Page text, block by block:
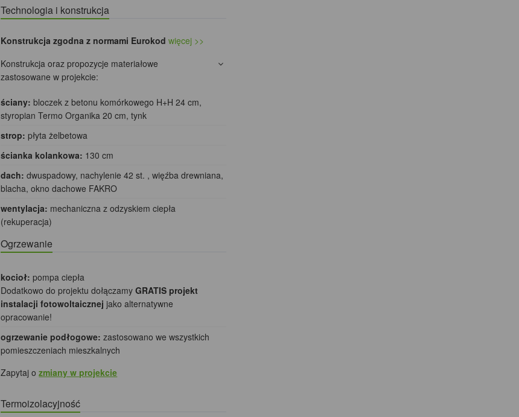
Technologia i konstrukcja
Konstrukcja zgodna z normami Eurokod więcej >>
Konstrukcja oraz propozycje materiałowe
zastosowane w projekcie:
ściany: bloczek z betonu komórkowego H+H 24 cm,
styropian Termo Organika 20 cm, tynk
strop: płyta żelbetowa
ścianka kolankowa: 130 cm
dach: dwuspadowy, nachylenie 42 st. , więźba drewniana,
blacha, okno dachowe FAKRO
wentylacja: mechaniczna z odzyskiem ciepła
(rekuperacja)
Ogrzewanie
kocioł: pompa ciepła
Dodatkowo do projektu dołączamyGRATIS projekt
instalacji fotowoltaicznej jako alternatywne
opracowanie!
ogrzewanie podłogowe: zastosowano we wszystkich
pomieszczeniach mieszkalnych
Zapytaj ozmiany w projekcie
Termoizolacyjność